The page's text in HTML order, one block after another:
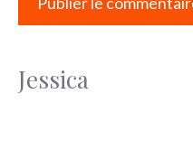
Jessica